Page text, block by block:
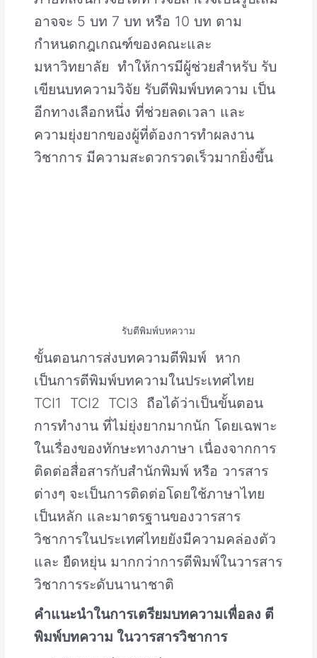
อาจจะ 5 บท 7 บท หรือ 10 บท ตาม
กำหนดกฎเกณฑ์ของคณะและ
มหาวิทยาลัย ทำให้การมีผู้ช่วยสำหรับ รับ
เขียนบทความวิจัย รับตีพิมพ์บทความ เป็น
อีกทางเลือกหนึ่ง ที่ช่วยลดเวลา และ
ความยุ่งยากของผู้ที่ต้องการทำผลงาน
วิชาการ มีความสะดวกรวดเร็วมากยิ่งขึ้น
รับตีพิมพ์บทความ
ขั้นตอนการส่งบทความตีพิมพ์ หาก
เป็นการตีพิมพ์บทความในประเทศไทย
TCI1 TCI2 TCI3 ถือได้ว่าเป็นขั้นตอน
การทำงาน ที่ไม่ยุ่งยากมากนัก โดยเฉพาะ
ในเรื่องของทักษะทางภาษา เนื่องจากการ
ติดต่อสื่อสารกับสำนักพิมพ์ หรือ วารสาร
ต่างๆ จะเป็นการติดต่อโดยใช้ภาษาไทย
เป็นหลัก และมาตรฐานของวารสาร
วิชาการในประเทศไทยยังมีความคล่องตัว
และ ยืดหยุ่น มากกว่าการตีพิมพ์ในวารสาร
วิชาการระดับนานาชาติ
คำแนะนำในการเตรียมบทความเพื่อลง ตี
พิมพ์บทความ ในวารสารวิชาการ